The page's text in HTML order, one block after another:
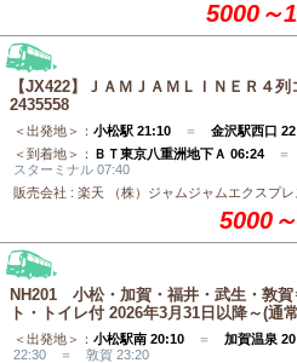
5000～
【JX422】ＪＡＭＪＡＭＬＩＮＥＲ４
2435558
＜出発地＞： 小松駅 21:10 ＝ 金沢駅西口
＜到着地＞：
ＢＴ東京八重洲地下Ａ 06:24 ＝
スターミナル 07:40
販売会社 : 楽天 （株）ジャムジャムエクスプ
5000
NH201 小松・加賀・福井・武生・敦
ト・トイレ付 2026年3月31日以降～(通
＜出発地＞： 小松駅南 20:10 ＝ 加賀温泉
22:30 ＝ 敦賀 23:20